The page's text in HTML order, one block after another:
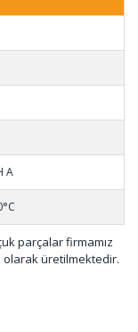
A
parçalar firmamız
olarak üretilmektedir.